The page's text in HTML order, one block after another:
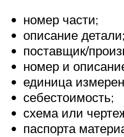
номер части;
описание детали;
поставщик/
номер и
единица
себестоимость;
схема или
паспорта